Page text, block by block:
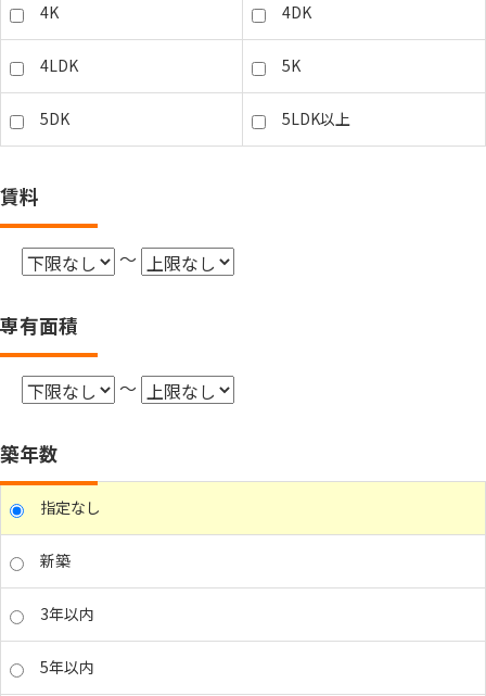
4K 4DK
4LDK 5K
5DK 5LDK以上
賃料
～
専有面積
～
築年数
指定なし
新築
3年以内
5年以内